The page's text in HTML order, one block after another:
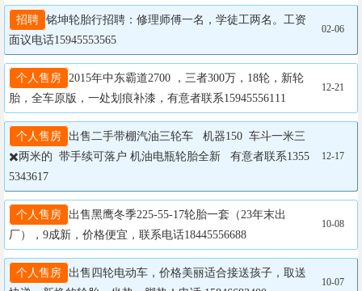
招聘 铭坤轮胎行招聘：修理师傅一名，学徒工两名。工资
面议电话15945553565
02-06
个人售房
2015年中东霸道2700 ，三者300万，18轮，新轮
胎，全车原版，一处划痕补漆，有意者联系15945556111
12-21
个人售房
出售二手带棚汽油三轮车   机器150  车斗一米三
✖️两米的  带手续可落户 机油电瓶轮胎全新   有意者联系1355
5343617
12-17
个人售房
出售黑鹰冬季225-55-17轮胎一套（23年末出
厂），9成新，价格便宜，联系电话18445556688
10-08
个人售房
出售四轮电动车，价格美丽适合接送孩子，取送
10-07